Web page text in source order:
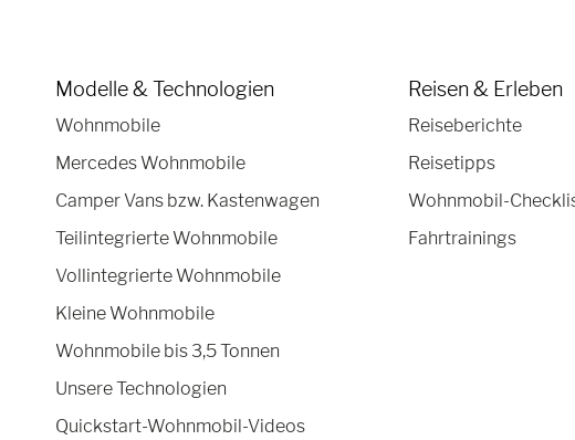
Modelle & Technologien
Wohnmobile
Mercedes Wohnmobile
Camper Vans bzw. Kastenwagen
Teilintegrierte Wohnmobile
Vollintegrierte Wohnmobile
Kleine Wohnmobile
Wohnmobile bis 3,5 Tonnen
Unsere Technologien
Quickstart-Wohnmobil-Videos
Reisen & Erleben
Reiseberichte
Reisetipps
Wohnmobil-
Fahrtrainings